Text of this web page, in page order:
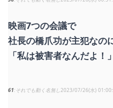
映画7つの会議で
社長の橋爪功が主犯なの
「私は被害者なんだよ
61 それでも動く名無し2023/07/26(水)